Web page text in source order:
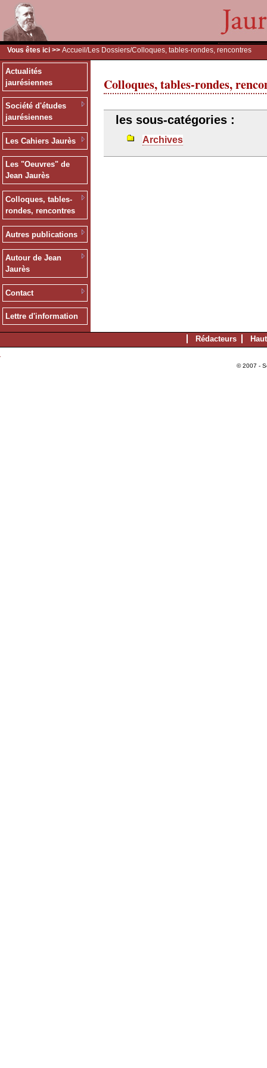
Vous êtes ici >> Accueil /Les Dossiers/Colloques, tables-rondes, rencontres
Actualités
jaurésiennes
Société d'études
jaurésiennes
Les Cahiers Jaurès
Les "Oeuvres" de
Jean Jaurès
Colloques, tables-
rondes, rencontres
Autres publications
Autour de Jean
Jaurès
Contact
Lettre d'information
Colloques, tables-rondes,
les sous-catégories :
Archives
Rédacteurs
© 2007 -